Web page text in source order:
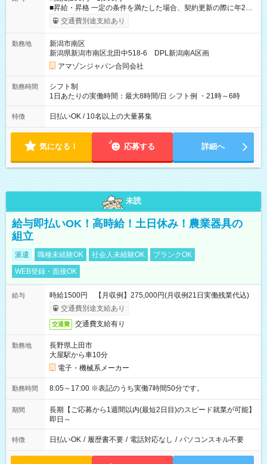
■昇給・昇格 一定の条件を満たした場合、契約更新の際に年2回
まで昇給の機会があります。 ■正社員登用制度あり ※月末締/翌
月25日支払い ※時間外手当、別途支給 ※深夜割増賃金 (22:00～
☆Amazon直雇用で安定して働けます！ 【試用期間】試用期間
あり 試用期間の長さ：1週間 雇用形態、給与は本採用時と同じ
です。
交通費別途支給あり
勤務地
新潟市南区
新潟県新潟市南区北田中518-6 DPL新潟南A区画
アマゾンジャパン合同会社
勤務時間
シフト制
1日あたりの実働時間：最大8時間/日 シフト例 ・21時～6時
特徴 日払いOK / 10名以上の大量募集
気になる！ 応募する 詳細へ
未読
給与即払いOK！高時給！土日休み！農業器具の
組立
派遣 職種未経験OK 社会人未経験OK
ブランクOK
WEB登録・面接OK
給与
時給1500円 【月収例】275,000円(月収例21日実働残業代込)
交通費別途支給あり
交通費 交通費支給有り
勤務地
長野県上田市
大屋駅から車10分
電子・機械系メーカー
勤務時間 8:05～17:00 ※表記のうち実働7時間50分です。
期間
長期【ご応募から1週間以内(最短2日目)のスピード就業が可能】
即日～
特徴 日払いOK / 履歴書不要 / 電話対応なし / パソコンスキル不要